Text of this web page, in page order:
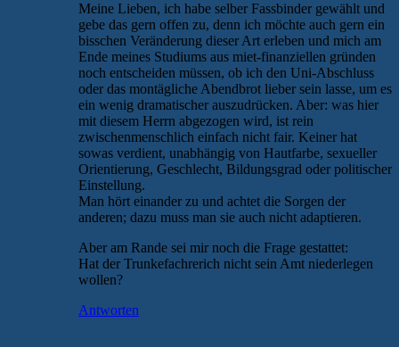
Meine Lieben, ich habe selber Fassbinder gewählt und
gebe das gern offen zu, denn ich möchte auch gern ein
bisschen Veränderung dieser Art erleben und mich am
Ende meines Studiums aus miet-finanziellen gründen
noch entscheiden müssen, ob ich den Uni-Abschluss
oder das montägliche Abendbrot lieber sein lasse, um es
ein wenig dramatischer auszudrücken. Aber: was hier
mit diesem Herrn abgezogen wird, ist rein
zwischenmenschlich einfach nicht fair. Keiner hat
sowas verdient, unabhängig von Hautfarbe, sexueller
Orientierung, Geschlecht, Bildungsgrad oder politischer
Einstellung.
Man hört einander zu und achtet die Sorgen der
anderen; dazu muss man sie auch nicht adaptieren.
Aber am Rande sei mir noch die Frage gestattet:
Hat der Trunkefachrerich nicht sein Amt niederlegen
wollen?
Antworten